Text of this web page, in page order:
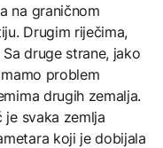
na graničnom
Drugim riječima,
druge strane, jako
problem
drugih zemalja.
je svaka zemlja
koji je dobijala